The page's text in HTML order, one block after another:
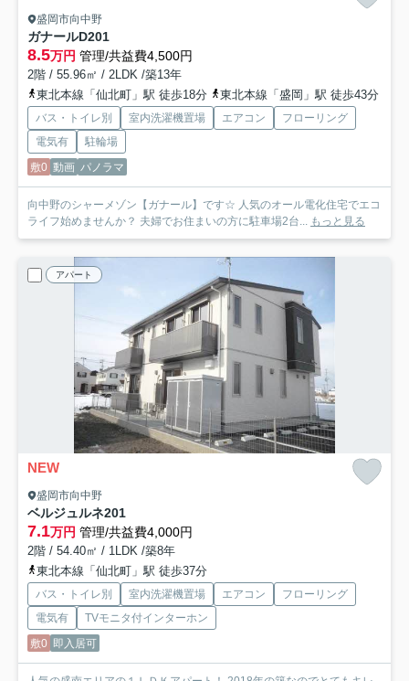
盛岡市向中野
ガナールD201
8.5万円 管理/共益費4,500円
2階 / 55.96㎡ / 2LDK /築13年
東北本線「仙北町」駅 徒歩18分
東北本線「盛岡」駅 徒歩43分
バス・トイレ別 室内洗濯機置場 エアコン
フローリング
電気有
駐輪場
敷0 動画 パノラマ
向中野のシャーメゾン【ガナール】です☆ 人気のオール電化住宅でエコ
ライフ始めませんか？ 夫婦でお住まいの方に駐車場2台...
もっと見る
アパート
NEW
盛岡市向中野
ベルジュルネ201
7.1万円 管理/共益費4,000円
2階 / 54.40㎡ / 1LDK /築8年
東北本線「仙北町」駅 徒歩37分
バス・トイレ別 室内洗濯機置場 エアコン
フローリング
電気有
TVモニタ付インターホン
敷0 即入居可